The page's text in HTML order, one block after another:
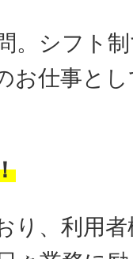
。シフト
お仕事と
り、利用